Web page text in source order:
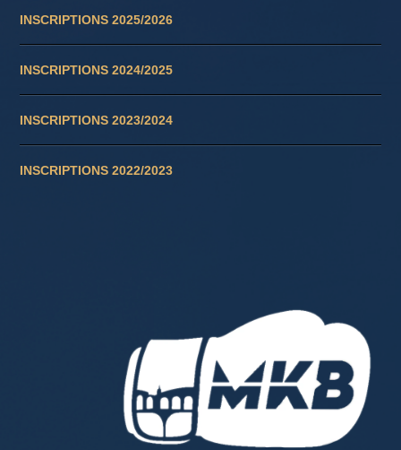
INSCRIPTIONS 2025/2026
INSCRIPTIONS 2024/2025
INSCRIPTIONS 2023/2024
INSCRIPTIONS 2022/2023